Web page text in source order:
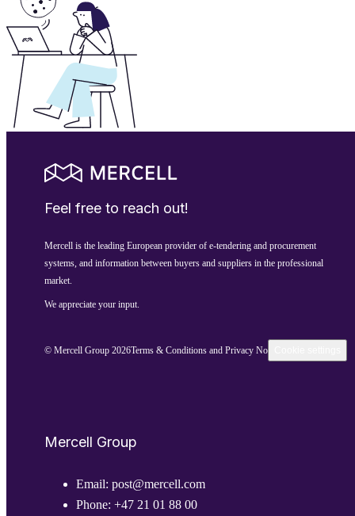
Feel free to reach out!
Mercell is the leading European provider of e-tendering and procurement
systems, and information between buyers and suppliers in the professional
market.
We appreciate your input.
© Mercell Group 2026Terms & Conditions and Privacy Notice
Mercell Group
Email: post@mercell.com
Phone: +47 21 01 88 00